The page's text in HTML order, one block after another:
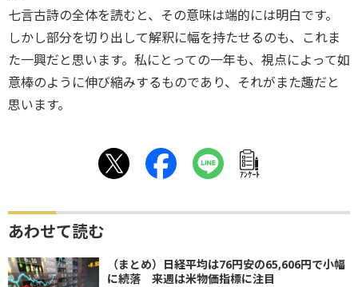
七言古詩の全体を読むと、その意味は端的には明白です。
しかし部分を切り出して解釈に幅を持たせるのも、これま
た一興だと思います。私にとっての一年も、視点によって如
意棒のように伸び縮みするものであり、それがまた趣だと
思います。
ｱﾝｹｰﾄ
あわせて読む
（まとめ）日経平均は76円安の65,606円で小幅
に続落 来週は米物価指標に注目